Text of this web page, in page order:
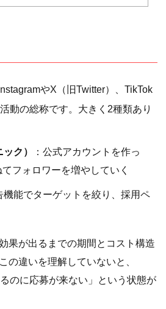
やX（旧Twitter）、TikTok
動の総称です。大きく2種類あり
ク）
：公式アカウントを作っ
フォロワーを増やしていく
機能でターゲットを絞り、採用ペ
果が出るまでの期間とコスト構造
の違いを理解していないと、
のに応募が来ない」という状態が